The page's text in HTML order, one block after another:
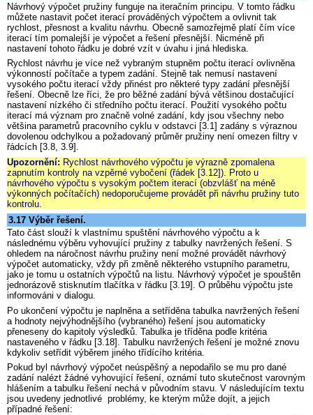
Návrhový výpočet pružiny funguje na iteračním principu. V tomto řádku
můžete nastavit počet iterací prováděných výpočtem a ovlivnit tak
rychlost, přesnost a kvalitu návrhu. Obecně samozřejmě platí čím více
iterací tím pomalejší je výpočet a řešení přesnější. Nicméně při
nastavení tohoto řádku je dobré vzít v úvahu i jiná hlediska.
Rychlost návrhu je více než vybraným stupněm počtu iterací ovlivněna
výkonností počítače a typem zadání. Stejně tak nemusí nastavení
vysokého počtu iterací vždy přinést pro některé typy zadání přesnější
řešení. Obecně lze říci, že pro běžné zadání bývá většinou dostačující
nastavení nízkého či středního počtu iterací. Použití vysokého počtu
iterací má význam pro značně volné zadání, kdy jsou všechny nebo
většina parametrů pracovního cyklu v odstavci [3.1] zadány s výraznou
dovolenou odchylkou a požadovaný průměr pružiny není omezen filtry v
řádcích [3.8, 3.9].
Upozornění: Rychlost návrhového výpočtu je výrazně zpomalena
zapnutím kontroly na vzpěrné vybočení (řádek [3.12]). Proto u
návrhového výpočtu s vysokým počtem iterací (obzvlášť na méně
výkonných počítačích) nedoporučujeme provádět při návrhu pružiny tuto
kontrolu.
3.17 Výběr řešení.
Tato část slouží k vlastnímu spuštění návrhového výpočtu a k
následnému výběru vyhovující pružiny z tabulky navržených řešení. S
ohledem na náročnost návrhu pružiny není možné provádět návrhový
výpočet automaticky, vždy při změně některého vstupního parametru,
jako je tomu u ostatních výpočtů na listu. Návrhový výpočet je spouštěn
jednorázově stisknutím tlačítka v řádku [3.19]. O průběhu výpočtu jste
informováni v dialogu.
Po ukončení výpočtu je naplněna a setříděna tabulka navržených řešení
a hodnoty nejvýhodnějšího (vybraného) řešení jsou automaticky
přeneseny do kapitoly výsledků. Tabulka je tříděna podle kritéria
nastaveného v řádku [3.18]. Tabulku navržených řešení je možné znovu
kdykoliv setřídit výběrem jiného třídícího kritéria.
Pokud byl návrhový výpočet neúspěšný a nepodařilo se mu pro dané
zadání nalézt žádné vyhovující řešení, oznámí tuto skutečnost varovným
hlášením a tabulku řešení nechá v původním stavu. V následujícím textu
jsou uvedeny jednotlivé problémy, ke kterým může dojít, a jejich
případné řešení: